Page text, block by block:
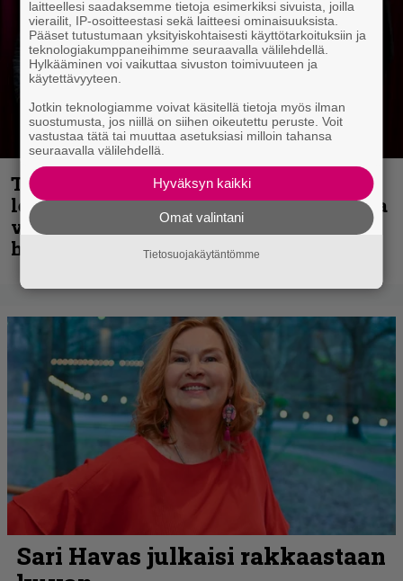
Thrash ’n’ roll -yhtye Madred ryydittää
levyjulkaisua keikkareissulla kuvatulla
videolla – ”Oltiin pakussa kusihädässä
helvetin väsyneenä…”
laitteellesi saadaksemme tietoja esimerkiksi sivuista, joilla
vierailit, IP-osoitteestasi sekä laitteesi ominaisuuksista.
Pääset tutustumaan yksityiskohtaisesti käyttötarkoituksiin ja
teknologiakumppaneihimme seuraavalla välilehdellä.
Hylkääminen voi vaikuttaa sivuston toimivuuteen ja
käytettävyyteen.
Jotkin teknologiamme voivat käsitellä tietoja myös ilman
suostumusta, jos niillä on siihen oikeutettu peruste. Voit
vastustaa tätä tai muuttaa asetuksiasi milloin tahansa
seuraavalla välilehdellä.
Hyväksyn kaikki
Omat valintani
Tietosuojakäytäntömme